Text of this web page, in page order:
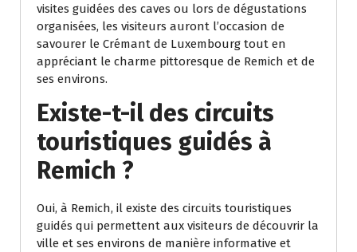
visites guidées des caves ou lors de dégustations
organisées, les visiteurs auront l’occasion de
savourer le Crémant de Luxembourg tout en
appréciant le charme pittoresque de Remich et de
ses environs.
Existe-t-il des circuits
touristiques guidés à
Remich ?
Oui, à Remich, il existe des circuits touristiques
guidés qui permettent aux visiteurs de découvrir la
ville et ses environs de manière informative et